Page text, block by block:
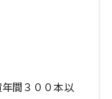
間３００本以